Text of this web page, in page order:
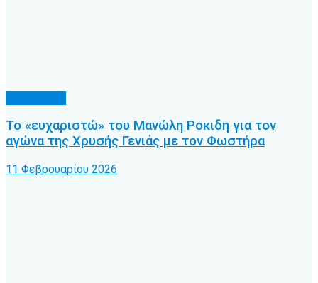
Το «ευχαριστώ» του Μανώλη Ροκιδη για τον
αγώνα της Χρυσής Γενιάς με τον Φωστήρα
11 Φεβρουαρίου 2026